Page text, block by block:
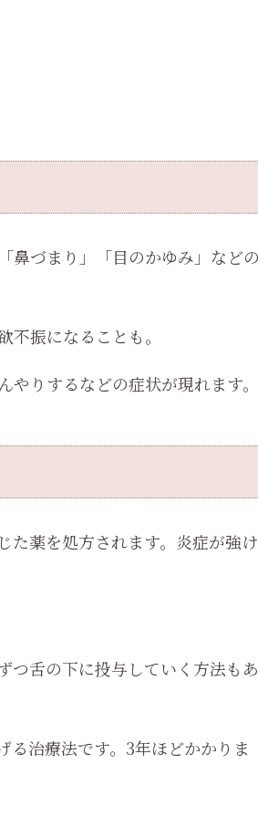
鼻づまり」「目のかゆみ」など
振になることも。
やりするなどの症状が現れます。
た薬を処方されます。炎症が強け
つ舌の下に投与していく方法もあ
る治療法です。3年ほどかかりま